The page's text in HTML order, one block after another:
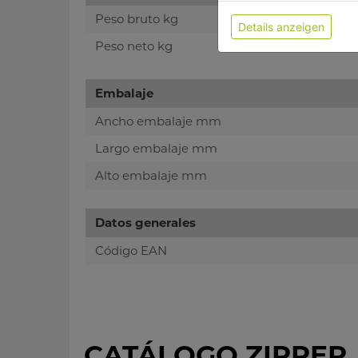
Peso bruto kg
Peso neto kg
Embalaje
Ancho embalaje mm
Largo embalaje mm
Alto embalaje mm
Datos generales
Código EAN
Details anzeigen